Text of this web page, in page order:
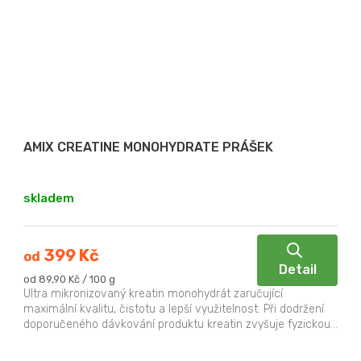
AMIX CREATINE MONOHYDRATE PRÁŠEK
skladem
od 399 Kč
Měrná
cena:
od 89,90 Kč / 100 g
Detail
Ultra mikronizovaný kreatin monohydrát zaručující
maximální kvalitu, čistotu a lepší využitelnost. Při dodržení
doporučeného dávkování produktu kreatin zvyšuje fyzickou...